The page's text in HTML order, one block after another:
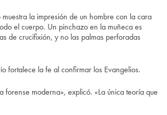
la impresión de un hombre con la cara
el cuerpo. Un pinchazo en la muñeca es
de crucifixión, y no las palmas perforadas
fortalece la fe al confirmar los Evangelios.
moderna», explicó. «La única teoría que